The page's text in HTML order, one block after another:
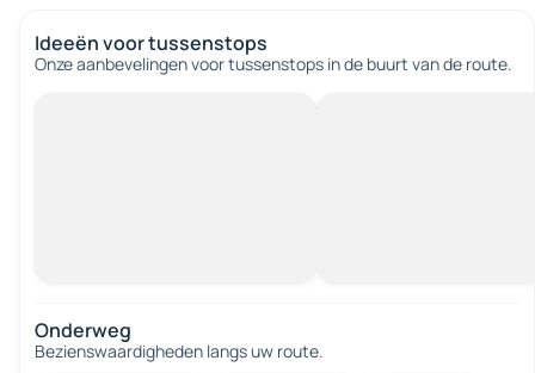
Ideeën voor tussenstops
Onze aanbevelingen voor tussenstops in de buurt van de route.
Onderweg
Bezienswaardigheden langs uw route.